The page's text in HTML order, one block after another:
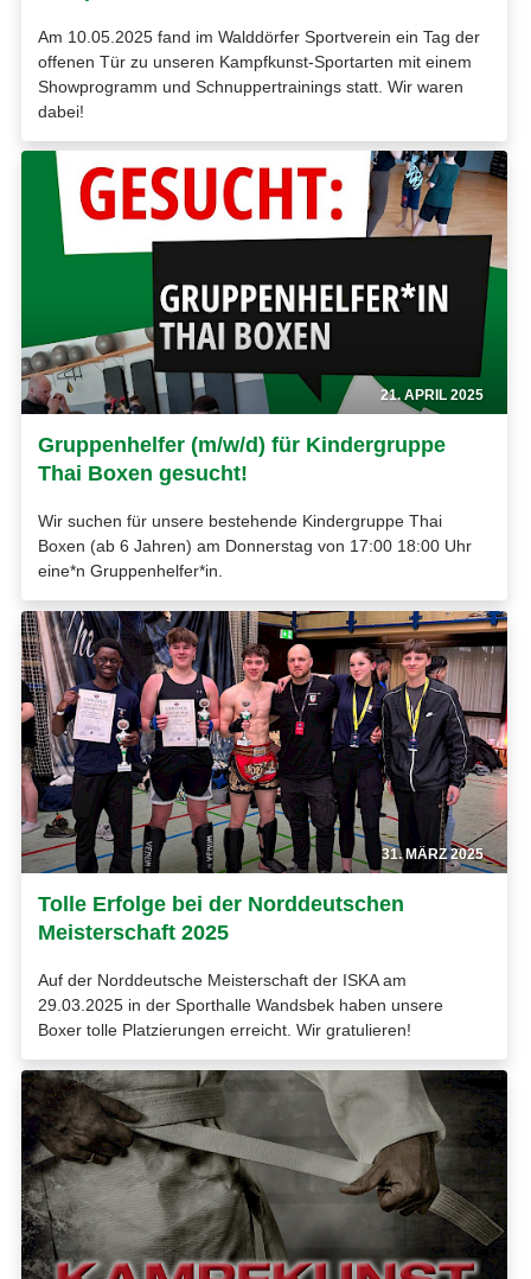
Am 10.05.2025 fand im Walddörfer Sportverein ein Tag der
offenen Tür zu unseren Kampfkunst-Sportarten mit einem
Showprogramm und Schnuppertrainings statt. Wir waren
dabei!
21. APRIL 2025
Gruppenhelfer (m/w/d) für Kindergruppe
Thai Boxen gesucht!
Wir suchen für unsere bestehende Kindergruppe Thai
Boxen (ab 6 Jahren) am Donnerstag von 17:00 18:00 Uhr
eine*n Gruppenhelfer*in.
31. MÄRZ 2025
Tolle Erfolge bei der Norddeutschen
Meisterschaft 2025
Auf der Norddeutsche Meisterschaft der ISKA am
29.03.2025 in der Sporthalle Wandsbek haben unsere
Boxer tolle Platzierungen erreicht. Wir gratulieren!